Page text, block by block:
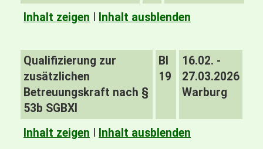
Inhalt zeigen Inhalt ausblenden
Qualifizierung zur
zusätzlichen
Betreuungskraft nach §
53b SGBXI
BI
19
16.02. -
27.03.2026
Warburg
Inhalt zeigen Inhalt ausblenden